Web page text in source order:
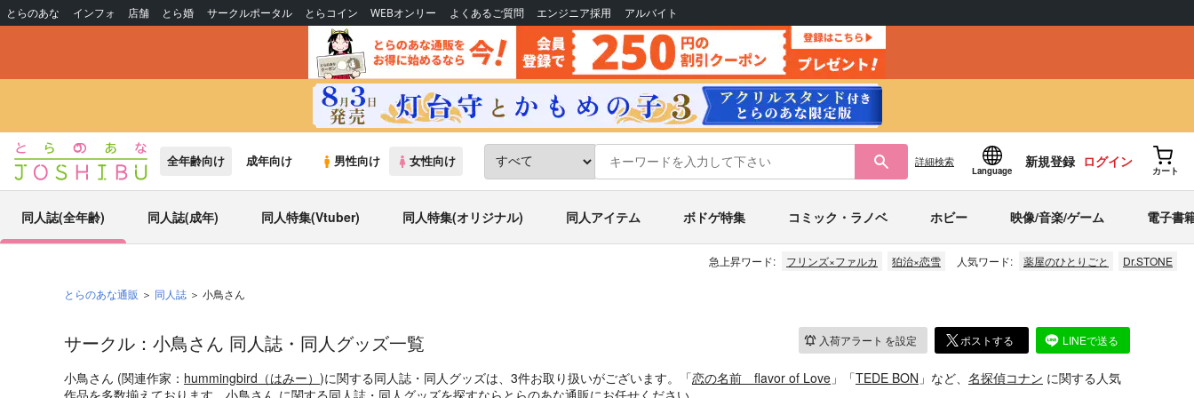
とらのあな インフォ 店舗 とら婚 サークルポータル とらコイン WEBオンリー よくあるご質問 エンジニア採用 アルバイト
全年齢向け 成年向け 男性向け 女性向け 詳細検索
Language
新規登録 ログイン
カート
同人誌(全年齢) 同人誌(成年) 同人特集(Vtuber) 同人特集(オリジナル) 同人アイテム ボドゲ特集 コミック・ラノベ ホビー 映像/音楽/ゲーム 電子書
急上昇ワード: フリンズ×ファルカ 狛治×恋雪 人気ワード: 薬屋のひとりごと Dr.STONE
とらのあな通販 同人誌 小鳥さん
入荷アラート を設定 ポストする LINEで送る
サークル：小鳥さん 同人誌・同人グッズ一覧
小鳥さん (関連作家： hummingbird（はみー） )に関する同人誌・同人グッズは、3件お取り扱いがございます。「恋の名前 flavor of Love 」「TEDE BON 」など、 名探偵コナン に関する人気
作品を多数揃えております。小鳥さん に関する同人誌・同人グッズを探すならとらのあな通販にお任せください。